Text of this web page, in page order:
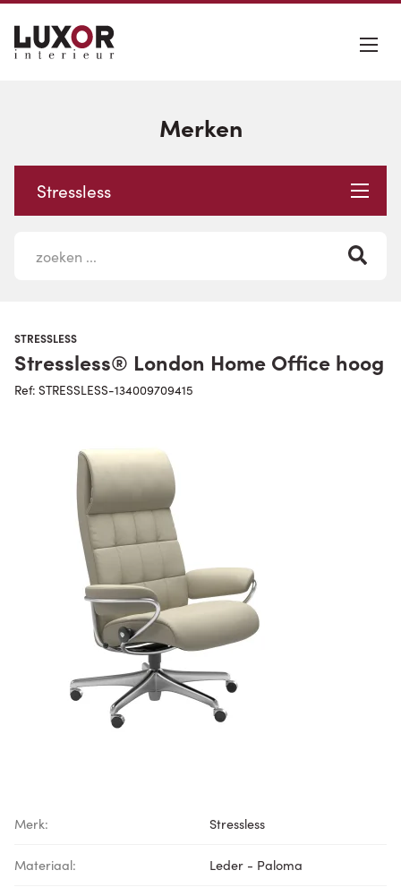
Merken
Stressless
STRESSLESS
Stressless® London Home Office hoog
Ref: STRESSLESS-134009709415
Merk: Stressless
Materiaal: Leder - Paloma